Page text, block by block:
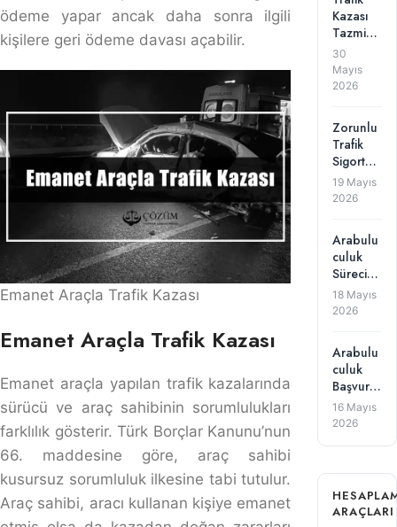
Emanet Araçla Trafik Kazası
Emanet Araçla Trafik Kazası
Emanet araçla yapılan trafik kazalarında sürücü ve araç
sahibinin sorumlulukları farklılık gösterir. Türk Borçlar
Kanunu’nun 66. maddesine göre, araç sahibi kusursuz
sorumluluk ilkesine tabi tutulur. Araç sahibi, aracı
kullanan kişiye emanet etmiş olsa da kazadan doğan
zararları tazmin etmek zorundadır. Ancak, ceza hukuku
açısından sorumluluk kazaya karışan sürücüdedir. Bu
durumda sigorta devreye girer ve zararların
karşılanmasını sağlar. Yargıtay 17. HD. 2016/4526 E.,
2018/10345 K. sayılı kararı bu hususta emsal teşkil
SORUMLU
KIŞI
SORUMLULUK
TÜRÜ
KANUN
MADDESI
Araç Sahibi
Kusursuz
Sorumluluk
TBK Madde 66